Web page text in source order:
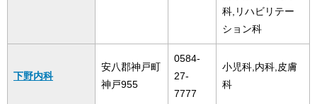
科,リハビリテー
ション科
下野内科
安八郡神戸町
神戸955
0584-
27-
7777
小児科,内科,皮膚
科